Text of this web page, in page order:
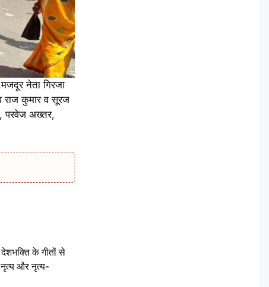
नेता गिरजा
राज कुमार व सूरज
परवेज अख्तर,
के गीतों से
नृत्य और नृत्य-